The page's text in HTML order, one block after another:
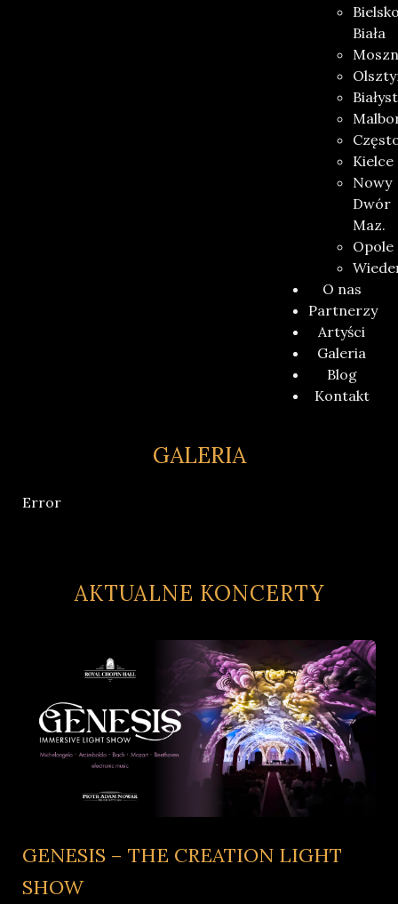
Biała
Kielce
Nowy
Dwór
Maz.
Opole
O nas
Partnerzy
Artyści
Galeria
Blog
Kontakt
GALERIA
Error
AKTUALNE KONCERTY
GENESIS – THE CREATION LIGHT
SHOW